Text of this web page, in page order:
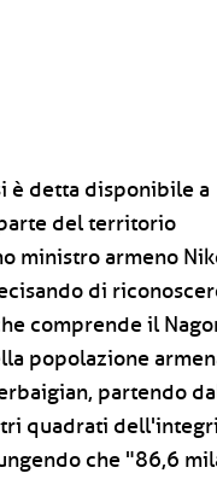
è detta disponibile a
del territorio
ministro armeno
di
comprende il
popolazione
partendo
quadrati
che "86,6